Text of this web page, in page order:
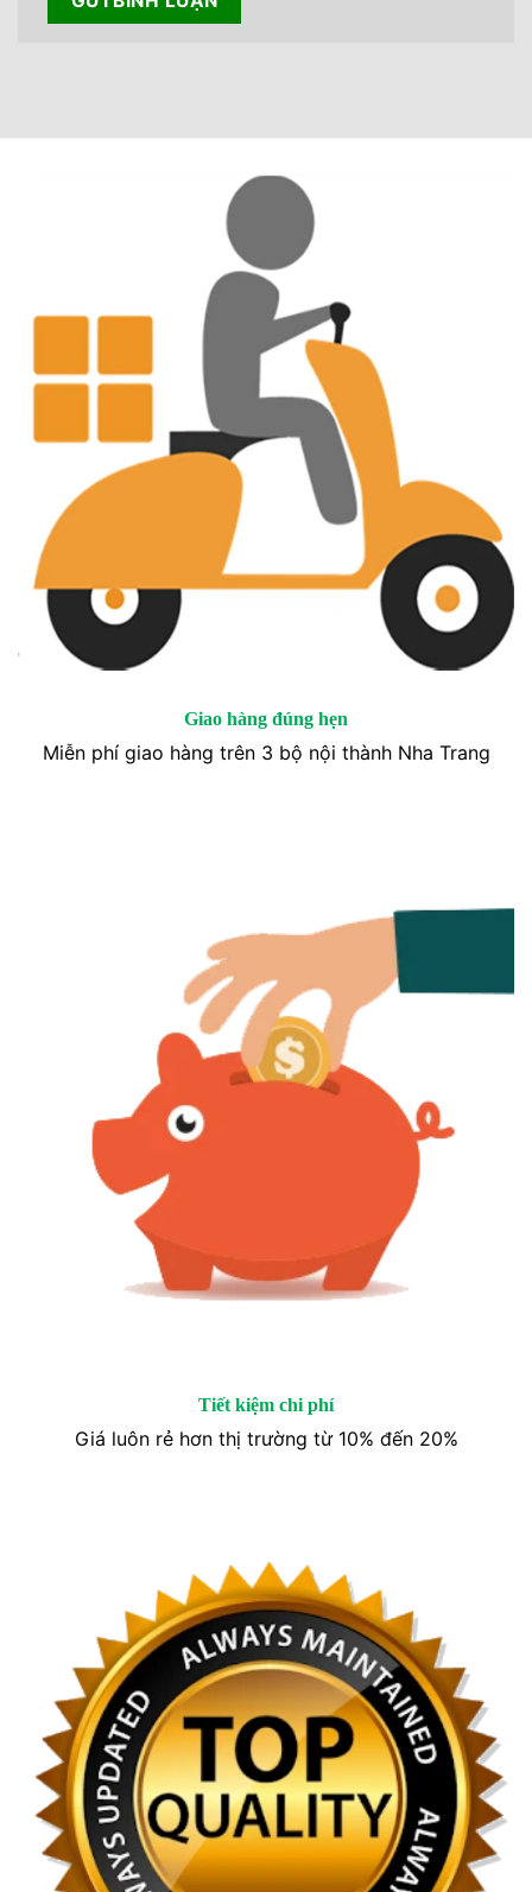
Giao hàng đúng hẹn
Miễn phí giao hàng trên 3 bộ nội thành Nha Trang
Tiết kiệm chi phí
Giá luôn rẻ hơn thị trường từ 10% đến 20%